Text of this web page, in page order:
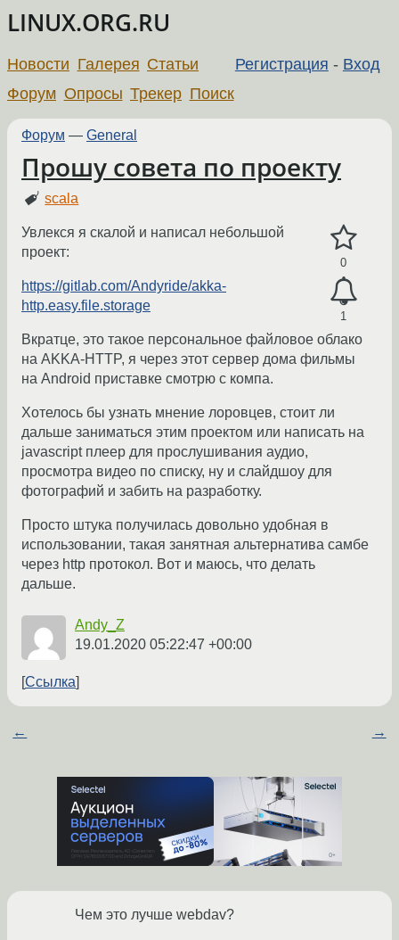
LINUX.ORG.RU
Регистрация - Вход
Новости Галерея Статьи
Форум Опросы Трекер Поиск
Форум — General
Прошу совета по проекту
scala
0
1
Увлекся я скалой и написал небольшой
проект:
https://gitlab.com/Andyride/akka-
http.easy.file.storage
Вкратце, это такое персональное файловое облако
на AKKA-HTTP, я через этот сервер дома фильмы
на Android приставке смотрю с компа.
Хотелось бы узнать мнение лоровцев, стоит ли
дальше заниматься этим проектом или написать на
javascript плеер для прослушивания аудио,
просмотра видео по списку, ну и слайдшоу для
фотографий и забить на разработку.
Просто штука получилась довольно удобная в
использовании, такая занятная альтернатива самбе
через http протокол. Вот и маюсь, что делать
дальше.
Andy_Z
19.01.2020 05:22:47 +00:00
Ссылка
← →
Чем это лучше webdav?